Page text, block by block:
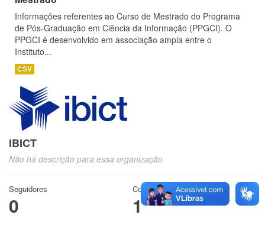
Informações referentes ao Curso de Mestrado do Programa
de Pós-Graduação em Ciência da Informação (PPGCI). O
PPGCI é desenvolvido em associação ampla entre o
Instituto...
CSV
IBICT
Não há descrição para essa organização
Seguidores
0
Conjuntos de dados
1